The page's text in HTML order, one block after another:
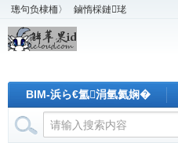
璁句负棣栭〉 鏀惰棌鏈珯
BIM-浜ら€氳涓氫氦娴�